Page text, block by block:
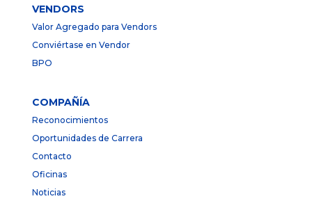
VENDORS
Valor Agregado para Vendors
Conviértase en Vendor
BPO
COMPAÑÍA
Reconocimientos
Oportunidades de Carrera
Contacto
Oficinas
Noticias